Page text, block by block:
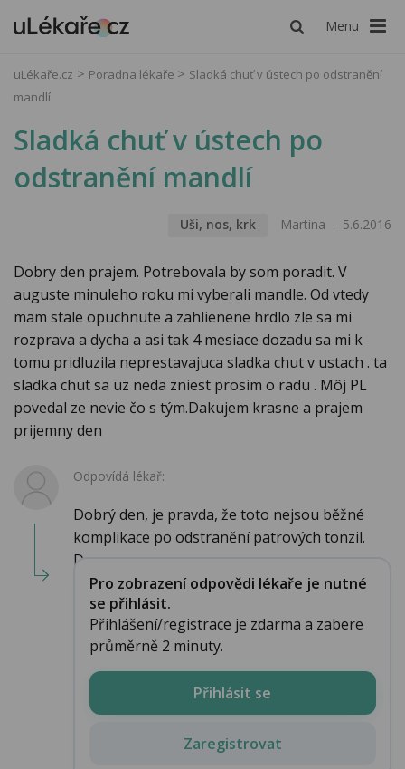
Menu
uLékaře.cz Poradna lékaře
Sladká chuť v ústech po odstranění
mandlí
Sladká chuť v ústech po
odstranění mandlí
Uši, nos, krk Martina 5.6.2016
Dobry den prajem. Potrebovala by som poradit. V
auguste minuleho roku mi vyberali mandle. Od vtedy
mam stale opuchnute a zahlienene hrdlo zle sa mi
rozprava a dycha a asi tak 4 mesiace dozadu sa mi k
tomu pridluzila neprestavajuca sladka chut v ustach . ta
sladka chut sa uz neda zniest prosim o radu . Môj PL
povedal ze nevie čo s tým.Dakujem krasne a prajem
prijemny den
Odpovídá lékař:
Dobrý den, je pravda, že toto nejsou běžné
komplikace po odstranění patrových tonzil.
Doporu...
Pro zobrazení odpovědi lékaře je nutné
se přihlásit.
Přihlášení/registrace je zdarma a zabere
průměrně 2 minuty.
Přihlásit se
Zaregistrovat